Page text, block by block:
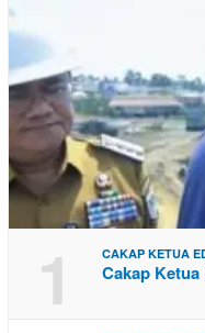
1 CAKAP KETUA
Cakap